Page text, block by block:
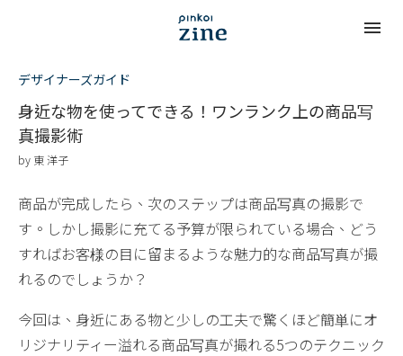
デザイナーズガイド
身近な物を使ってできる！ワンランク上の商品写
真撮影術
by 東 洋子
商品が完成したら、次のステップは商品写真の撮影で
す。しかし撮影に充てる予算が限られている場合、どう
すればお客様の目に留まるような魅力的な商品写真が撮
れるのでしょうか？
今回は、身近にある物と少しの工夫で驚くほど簡単にオ
リジナリティー溢れる商品写真が撮れる5つのテクニック